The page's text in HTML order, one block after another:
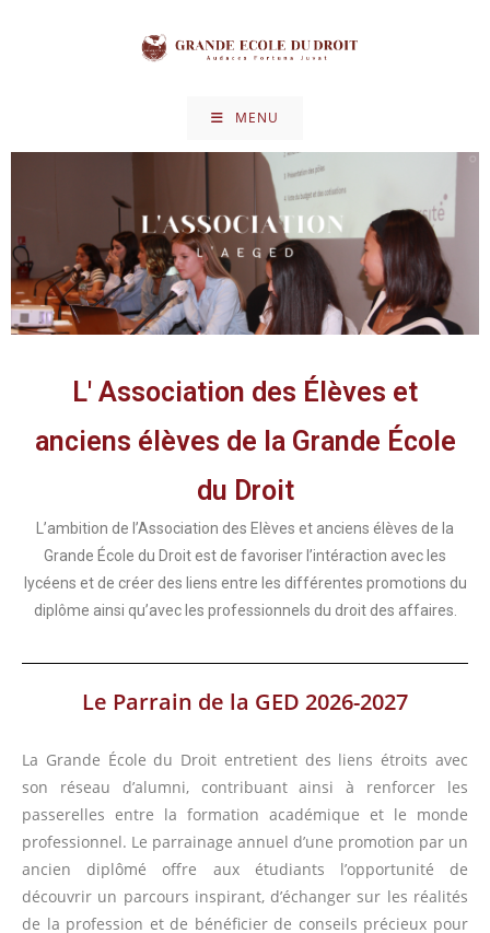
MENU
L' Association des Élèves et
anciens élèves de la Grande École
du Droit
L’ambition de l’Association des Elèves et anciens élèves de la
Grande École du Droit est de favoriser l’intéraction avec les
lycéens et de créer des liens entre les différentes promotions du
diplôme ainsi qu’avec les professionnels du droit des affaires.
Le Parrain de la GED 2026-2027
La Grande École du Droit entretient des liens étroits avec
son réseau d’alumni, contribuant ainsi à renforcer les
passerelles entre la formation académique et le monde
professionnel. Le parrainage annuel d’une promotion par un
ancien diplômé offre aux étudiants l’opportunité de
découvrir un parcours inspirant, d’échanger sur les réalités
de la profession et de bénéficier de conseils précieux pour